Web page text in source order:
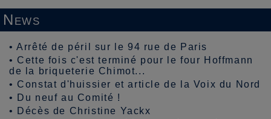
News
•Arrêté de péril sur le 94 rue de Paris
• Cette fois c'est terminé pour le four Hoffmann
de la briqueterie Chimot...
• Constat d'huissier et article de la Voix du Nord
•
Du neuf au Comité !
•
Décès de Christine Yackx